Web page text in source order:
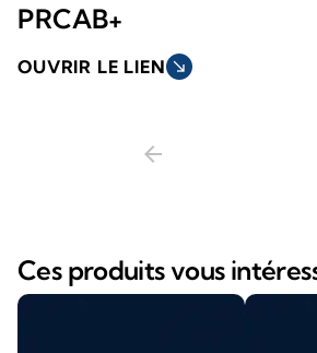
PRCAB+
OUVRIR LE LIEN south_east
arrow_back
Ces produits vous